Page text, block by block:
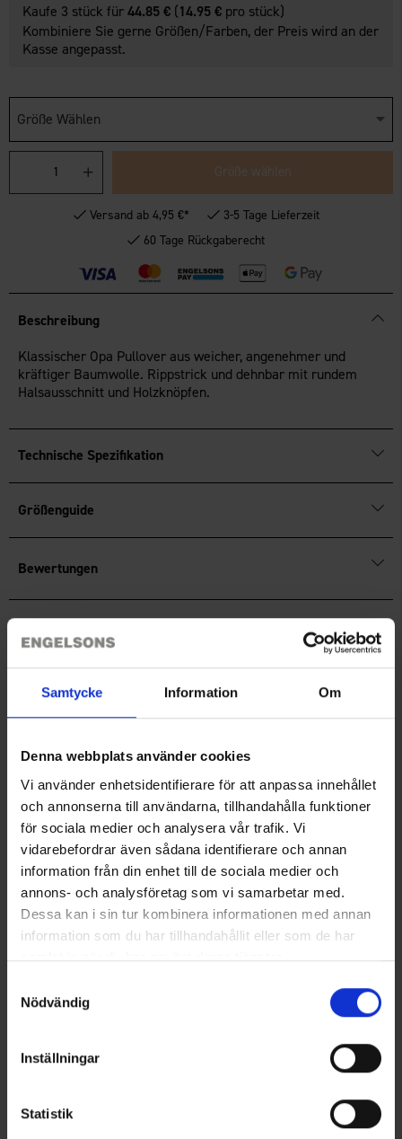
Samtycke Information Om
Denna webbplats använder cookies
Vi använder enhetsidentifierare för att anpassa innehållet
och annonserna till användarna, tillhandahålla funktioner
för sociala medier och analysera vår trafik. Vi
vidarebefordrar även sådana identifierare och annan
information från din enhet till de sociala medier och
annons- och analysföretag som vi samarbetar med.
Dessa kan i sin tur kombinera informationen med annan
information som du har tillhandahållit eller som de har
samlat in när du har använt deras tjänster.
Nödvändig
Inställningar
Statistik
Kaufe 3 stück für44.85 € (14.95 € pro stück)
Kombiniere Sie gerne Größen/Farben, der Preis wird an der
Kasse angepasst.
Größe Wählen
Größe wählen
Versand ab 4,95 €*
3-5 Tage Lieferzeit
60 Tage Rückgaberecht
Beschreibung
Klassischer Opa Pullover aus weicher, angenehmer und
kräftiger Baumwolle. Rippstrick und dehnbar mit rundem
Halsausschnitt und Holzknöpfen.
Technische Spezifikation
Größenguide
Bewertungen
Sie benötigen vielleicht auch
Herren Fleecejacke Årstad
39 €
Coolmax Socken
Ab4,95 €
Ähnliche Produkte